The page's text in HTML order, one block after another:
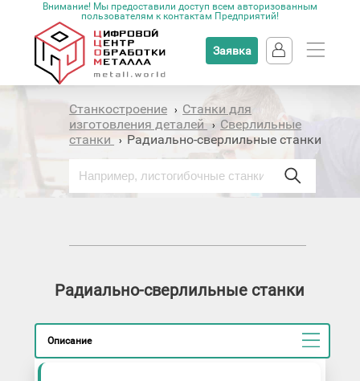
Внимание! Мы предоставили доступ всем авторизованным
пользователям к контактам Предприятий!
Заявка
Станкостроение › Станки для
изготовления деталей › Сверлильные
станки
› Радиально-сверлильные станки
Радиально-сверлильные станки
Описание